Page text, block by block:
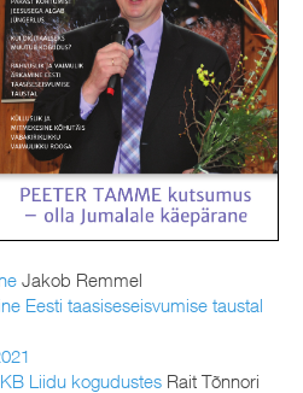
Jakob Remmel
Eesti taasiseseisvumise taustal
Liidu kogudustes Rait Tõnnori